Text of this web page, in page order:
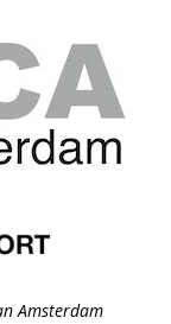
Amsterdam